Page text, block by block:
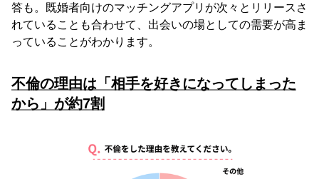
答も。既婚者向けのマッチングアプリが次々とリリースさ
れていることも合わせて、出会いの場としての需要が高ま
っていることがわかります。
不倫の理由は「相手を好きになってしまった
から」が約7割